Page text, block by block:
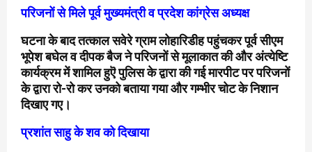
परिजनों से मिले पूर्व मुख्यमंत्री व प्रदेश कांग्रेस अध्यक्ष
घटना के बाद तत्काल सवेरे ग्राम लोहारिडीह पहुंचकर पूर्व सीएम
भूपेश बघेल व दीपक बैज ने परिजनों से मूलाकात की और अंत्येष्टि
कार्यक्रम में शामिल हुऎ पुलिस के द्वारा की गई मारपीट पर परिजनों
के द्वारा रो-रो कर उनको बताया गया और गम्भीर चोट के निशान
दिखाए गए।
प्रशांत साहु के शव को दिखाया